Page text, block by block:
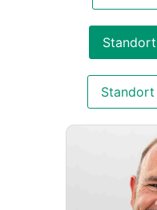
Standort